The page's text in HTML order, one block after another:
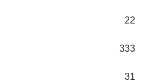
22
333
31